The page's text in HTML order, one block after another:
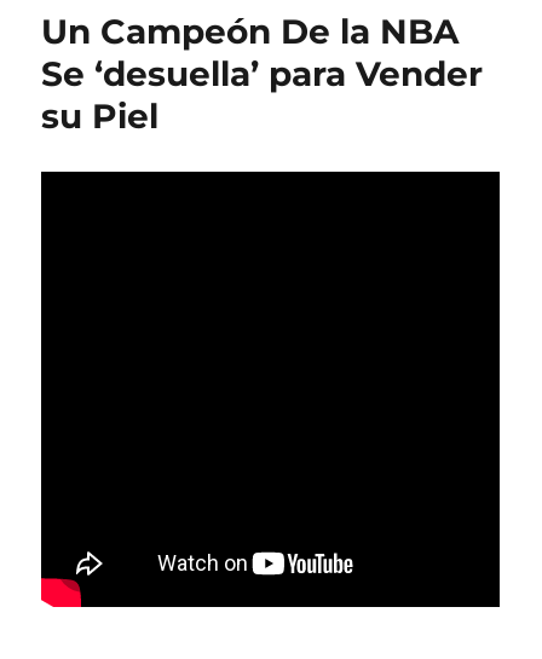
Un Campeón De la NBA
Se ‘desuella’ para Vender
su Piel